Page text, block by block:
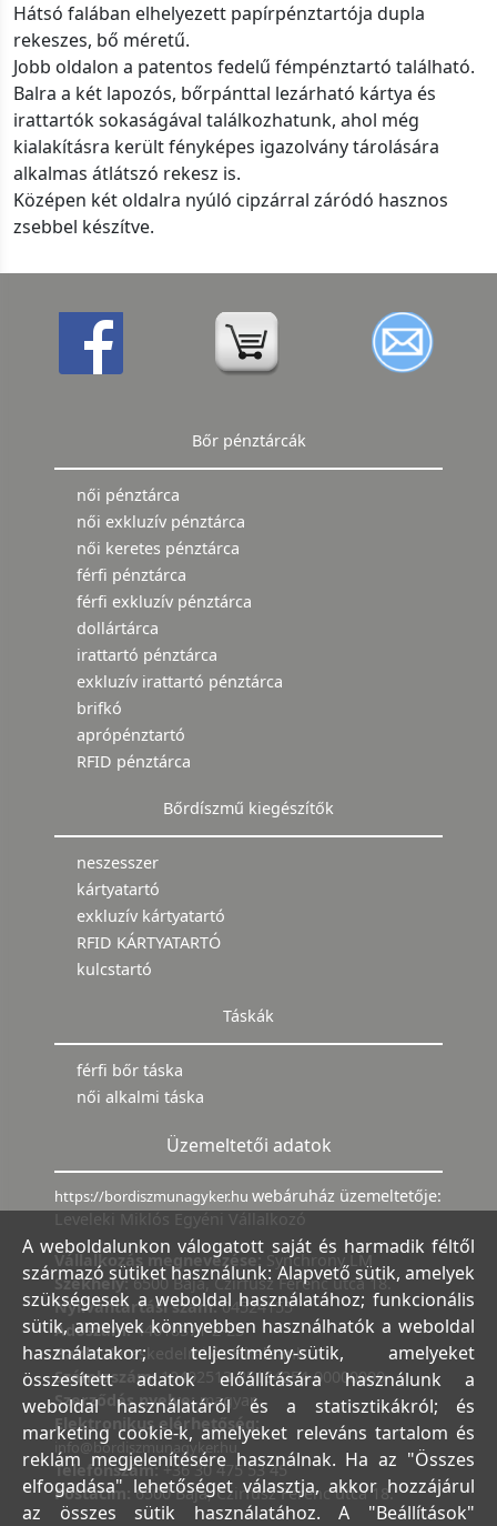
Hátsó falában elhelyezett papírpénztartója dupla
rekeszes, bő méretű.
Jobb oldalon a patentos fedelű fémpénztartó található.
Balra a két lapozós, bőrpánttal lezárható kártya és
irattartók sokaságával találkozhatunk, ahol még
kialakításra került fényképes igazolvány tárolására
alkalmas átlátszó rekesz is.
Középen két oldalra nyúló cipzárral záródó hasznos
zsebbel készítve.
Bőr pénztárcák
női pénztárca
női exkluzív pénztárca
női keretes pénztárca
férfi pénztárca
férfi exkluzív pénztárca
dollártárca
irattartó pénztárca
exkluzív irattartó pénztárca
brifkó
aprópénztartó
RFID pénztárca
Bőrdíszmű kiegészítők
neszesszer
kártyatartó
exkluzív kártyatartó
RFID KÁRTYATARTÓ
kulcstartó
Táskák
férfi bőr táska
női alkalmi táska
Üzemeltetői adatok
https://bordiszmunagyker.hu webáruház üzemeltetője:
Leveleki Miklós Egyéni Vállalkozó
Vállalkozás megnevezése: Synchrony LM
Székhely:6500 Baja, Czirfusz Ferenc utca 18.
Nyilvántartási szám:04524155
Adószám:44018371-2-23
Bank:Kereskedelmi és Hitelbank
Számlaszám:10402513-25154254-00000000
Szerződés nyelve:magyar
Elektronikus elérhetőség:
info@bordiszmunagyker.hu
Telefonszám: +36 30 475 53 45
Postacím:6500 Baja, Czirfusz Ferenc utca 18.
A weboldalunkon válogatott saját és harmadik féltől
származó sütiket használunk: Alapvető sütik, amelyek
szükségesek a weboldal használatához; funkcionális
sütik, amelyek könnyebben használhatók a weboldal
használatakor; teljesítmény-sütik, amelyeket
összesített adatok előállítására használunk a
weboldal használatáról és a statisztikákról; és
marketing cookie-k, amelyeket releváns tartalom és
reklám megjelenítésére használnak. Ha az "Összes
elfogadása" lehetőséget választja, akkor hozzájárul
az összes sütik használatához. A "Beállítások"